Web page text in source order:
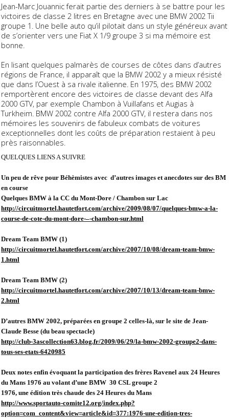
Jean-Marc Jouannic ferait partie des derniers à se battre pour les
victoires de classe 2 litres en Bretagne avec une BMW 2002 Tii
groupe 1. Une belle auto qu’il pilotait dans un style généreux avant
de s’orienter vers une Fiat X 1/9 groupe 3 si ma mémoire est
bonne.
En lisant quelques palmarès de courses de côtes dans d’autres
régions de France, il apparaît que la BMW 2002 y a mieux résisté
que dans l’Ouest à sa rivale italienne. En 1975, des BMW 2002
remportèrent encore des victoires de classe devant des Alfa
2000 GTV, par exemple Chambon à Vuillafans et Augias à
Turkheim. BMW 2002 contre Alfa 2000 GTV, il restera dans nos
mémoires les souvenirs de fabuleux combats de voitures
exceptionnelles dont les coûts de préparation restaient à peu
près raisonnables.
QUELQUES LIENS A SUIVRE
Un peu de rêve pour Béhèmistes avec d’autres images et anecdotes sur des BM
en course
Quelques BMW à la CC du Mont-Dore / Chambon sur Lac
http://circuitmortel.hautetfort.com/archive/2009/08/07/quelques-bmw-a-la-
course-de-cote-du-mont-dore-–-chambon-sur.html
Dream Team BMW (1)
http://circuitmortel.hautetfort.com/archive/2007/10/08/dream-team-bmw-
1.html
Dream Team BMW (2)
http://circuitmortel.hautetfort.com/archive/2007/10/13/dream-team-bmw-
2.html
D’autres BMW 2002, préparées en groupe 2 celles-là, sur le site de Jean-
Claude Besse (du beau spectacle)
http://club-3ascollection63.blog.fr/2009/06/29/la-bmw-2002-groupe2-dans-
tous-ses-etats-6420985
Deux notes enfin évoquant la participation des frères Ravenel aux 24 Heures
du Mans 1976 au volant d’une BMW 30 CSL groupe 2
1976, une édition très chaude des 24 Heures du Mans
http://www.sportauto-comite12.org/index.php?
option=com_content&view=article&id=377:1976-une-edition-tres-